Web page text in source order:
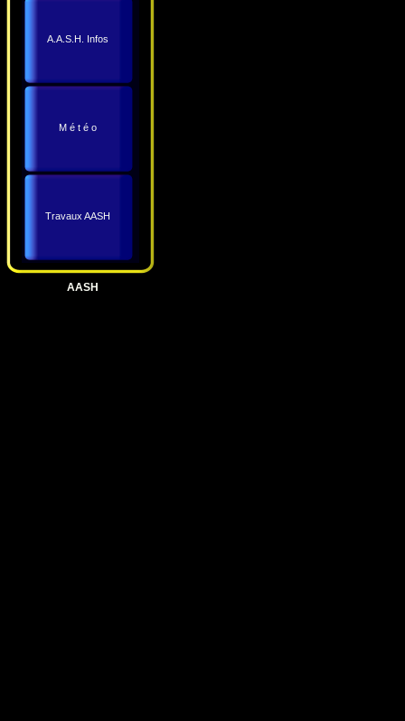
A.A.S.H. Infos
M é t é o
Travaux AASH
AASH